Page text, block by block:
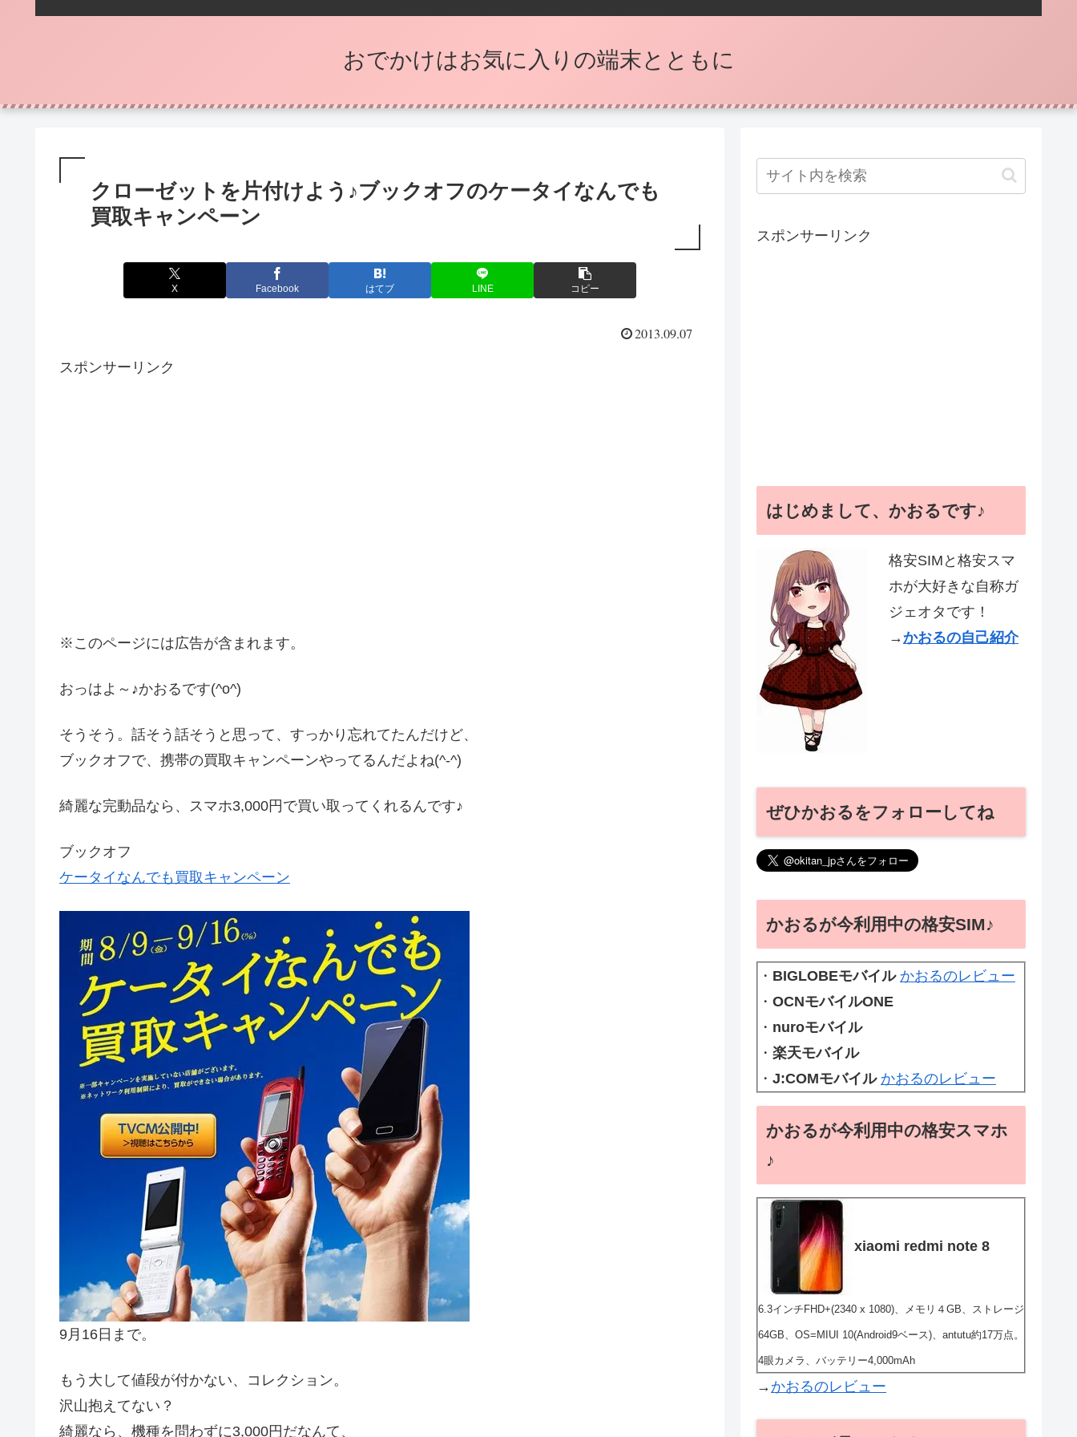
おでかけはお気に入りの端末とともに
クローゼットを片付けよう♪ブックオフのケータイなんでも
買取キャンペーン
X Facebook はてブ LINE コピー
2013.09.07
スポンサーリンク
※このページには広告が含まれます。
おっはよ～♪かおるです(^o^)
そうそう。話そう話そうと思って、すっかり忘れてたんだけど、
ブックオフで、携帯の買取キャンペーンやってるんだよね(^-^)
綺麗な完動品なら、スマホ3,000円で買い取ってくれるんです♪
ブックオフ
ケータイなんでも買取キャンペーン
9月16日まで。
もう大して値段が付かない、コレクション。
沢山抱えてない？
綺麗なら、機種を問わずに3,000円だなんて、
スポンサーリンク
はじめまして、かおるです♪
格安SIMと格安スマ
ホが大好きな自称ガ
ジェオタです！
→かおるの自己紹介
ぜひかおるをフォローしてね
かおるが今利用中の格安SIM♪
・ BIGLOBEモバイル かおるのレビュー
・ OCNモバイルONE
・ nuroモバイル
・ 楽天モバイル
・ J:COMモバイル かおるのレビュー
かおるが今利用中の格安スマホ
♪
xiaomi redmi note 8
6.3インチFHD+(2340 x 1080)、メモリ４GB、ストレージ
64GB、OS=MIUI 10(Android9ベース)、antutu約17万点。
4眼カメラ、バッテリー4,000mAh
→かおるのレビュー